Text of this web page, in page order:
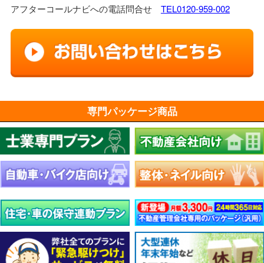
アフターコールナビへの電話問合せ TEL0120-959-002
専門パッケージ商品